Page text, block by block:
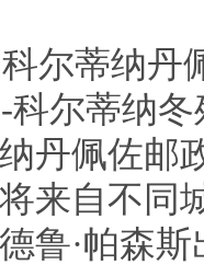
尔蒂纳丹
科尔蒂纳
丹佩佐邮
来自不同
鲁·帕森